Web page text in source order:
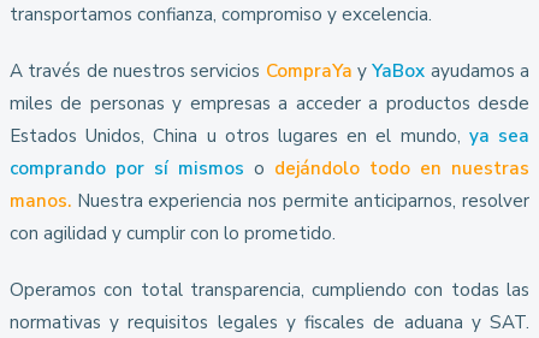
transportamos confianza, compromiso y excelencia.
A través de nuestros servicios CompraYa yYaBox ayudamos a
miles de personas y empresas a acceder a productos desde
Estados Unidos, China u otros lugares en el mundo, ya sea
comprando por sí mismos o dejándolo todo en nuestras
manos. Nuestra experiencia nos permite anticiparnos, resolver
con agilidad y cumplir con lo prometido.
Operamos con total transparencia, cumpliendo con todas las
normativas y requisitos legales y fiscales de aduana y SAT.